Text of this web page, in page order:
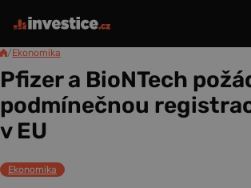
/Ekonomika
Pfizer a BioNTech
podmínečnou
v EU
Ekonomika